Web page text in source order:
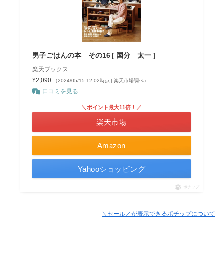
男子ごはんの本 その16 [ 国分 太一 ]
楽天ブックス
¥2,090
（2024/05/15 12:02時点 | 楽天市場調べ）
口コミを見る
Amazon
＼ポイント最大11倍！／
楽天市場
Yahooショッピング
ポチップ
＼セール／が表示できるポチップについて